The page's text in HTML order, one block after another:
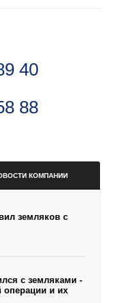
40
88
КОМПАНИИ
земляков с
с земляками -
операции и их